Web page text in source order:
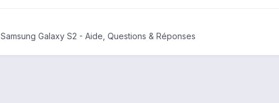
Samsung Galaxy S2 - Aide, Questions & Réponses